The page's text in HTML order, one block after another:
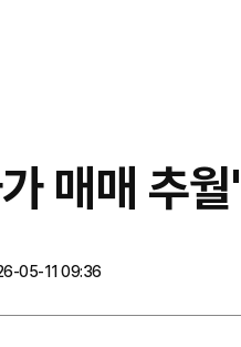
매매 추
05-11 09:36